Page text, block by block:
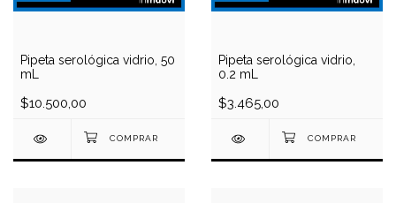
Pipeta serológica vidrio, 50
mL
$10.500,00
Pipeta serológica vidrio,
0.2 mL
$3.465,00